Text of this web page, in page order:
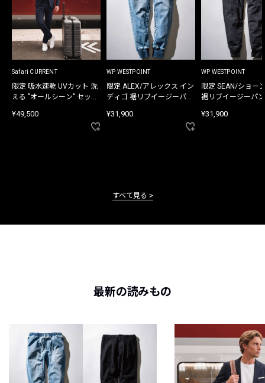
Safari CURRENT
限定 吸水速乾 UVカット 洗
える "オールシーン" セット
¥49,500
WP WESTPOINT
限定 ALEX/アレックス イン
ディゴ 裾リブイージーパン
¥31,900
WP WESTPOINT
限定 SEAN/ショー
裾リブイージーパ
¥31,900
すべて見る
最新の読みもの